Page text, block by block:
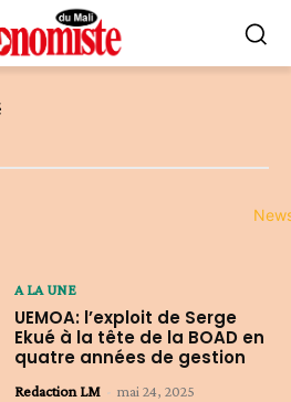
A LA UNE
UEMOA: l’exploit de Serge
Ekué à la tête de la BOAD en
quatre années de gestion
Redaction LM - mai 24, 2025